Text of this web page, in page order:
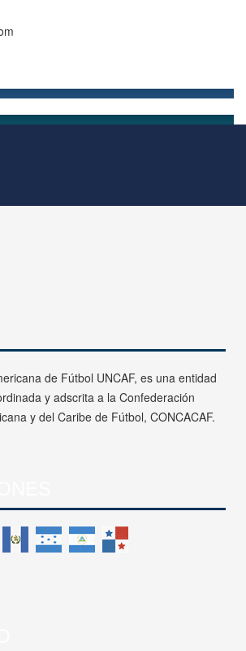
de Fútbol UNCAF, es una entidad
y adscrita a la Confederación
y del Caribe de Fútbol, CONCACAF.